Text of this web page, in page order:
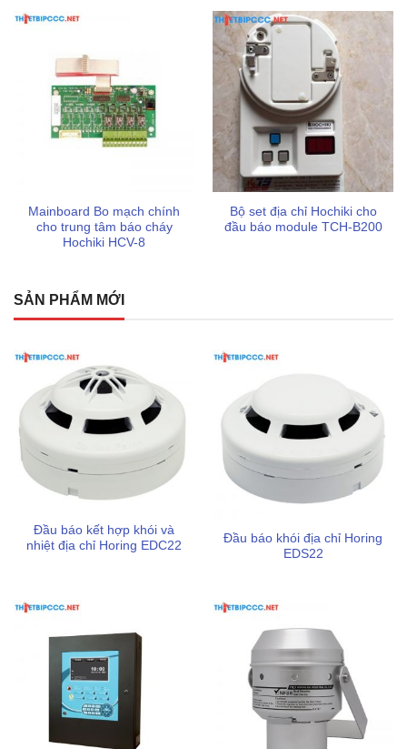
Sản phẩm có tem kiểm định chất lượng an toàn bởi cơ
quan pccc theo quy định Việt Nam
Dịch vụ giao hàng nhanh chóng, hỗ trợ chi phí vận
chuyển tối ưu cho từng khu vực của khách hàng
Mainboard Bo mạch chính
cho trung tâm báo cháy
Hochiki HCV-8
Bộ set địa chỉ Hochiki cho
đầu báo module TCH-B200
SẢN PHẨM MỚI
Đầu báo kết hợp khói và
nhiệt địa chỉ Horing EDC22
Đầu báo khói địa chỉ Horing
EDS22